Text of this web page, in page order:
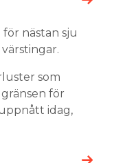
nästan sju
som
för
idag,